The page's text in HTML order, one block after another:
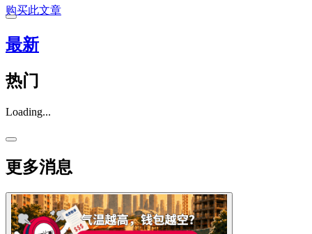
购买此文章
最新
热门
Loading...
更多消息